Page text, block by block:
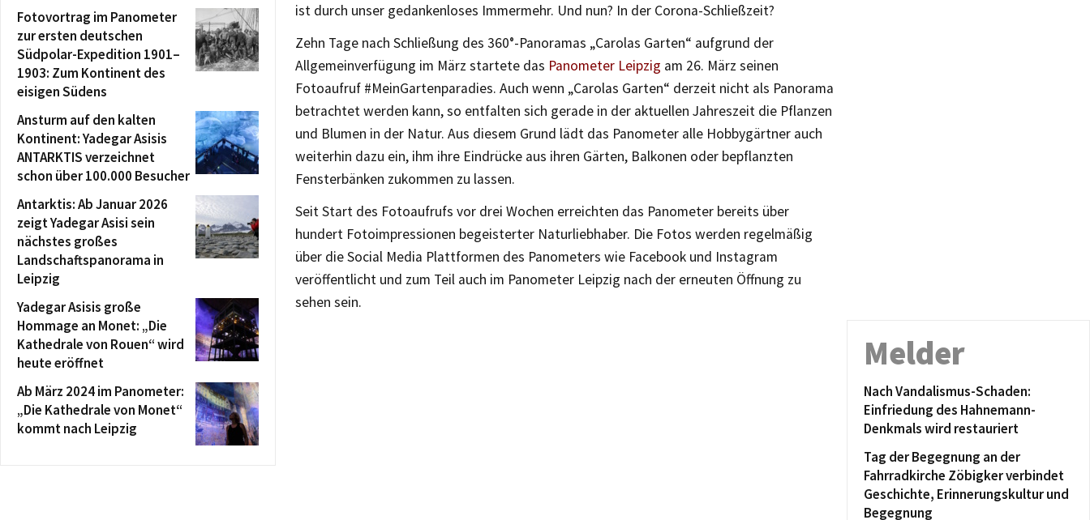
ist durch unser gedankenloses Immermehr. Und nun? In der Corona-Schließzeit?
Zehn Tage nach Schließung des 360°-Panoramas „Carolas Garten“ aufgrund der
Allgemeinverfügung im März startete das Panometer Leipzig am 26. März seinen
Fotoaufruf #MeinGartenparadies. Auch wenn „Carolas Garten“ derzeit nicht als Panorama
betrachtet werden kann, so entfalten sich gerade in der aktuellen Jahreszeit die Pflanzen
und Blumen in der Natur. Aus diesem Grund lädt das Panometer alle Hobbygärtner auch
weiterhin dazu ein, ihm ihre Eindrücke aus ihren Gärten, Balkonen oder bepflanzten
Fensterbänken zukommen zu lassen.
Seit Start des Fotoaufrufs vor drei Wochen erreichten das Panometer bereits über
hundert Fotoimpressionen begeisterter Naturliebhaber. Die Fotos werden regelmäßig
über die Social Media Plattformen des Panometers wie Facebook und Instagram
veröffentlicht und zum Teil auch im Panometer Leipzig nach der erneuten Öffnung zu
sehen sein.
Fotovortrag im Panometer
zur ersten deutschen
Südpolar-Expedition 1901–
1903: Zum Kontinent des
eisigen Südens
Ansturm auf den kalten
Kontinent: Yadegar Asisis
ANTARKTIS verzeichnet
schon über 100.000 Besucher
Antarktis: Ab Januar 2026
zeigt Yadegar Asisi sein
nächstes großes
Landschaftspanorama in
Leipzig
Yadegar Asisis große
Hommage an Monet: „Die
Kathedrale von Rouen“ wird
heute eröffnet
Ab März 2024 im Panometer:
„Die Kathedrale von Monet“
kommt nach Leipzig
Melder
Nach Vandalismus-Schaden:
Einfriedung des Hahnemann-
Denkmals wird restauriert
Tag der Begegnung an der
Fahrradkirche Zöbigker verbindet
Geschichte, Erinnerungskultur und
Begegnung